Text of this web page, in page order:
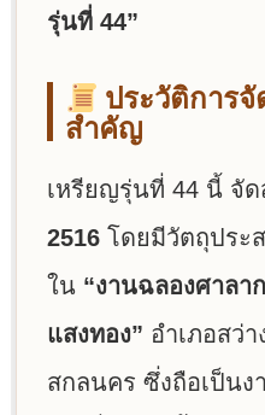
รุ่นที่ 44”
ประวัติการจั
สำคัญ
เหรียญรุ่นที่ 44 นี้ จัด
2516 โดยมีวัตถุประ
ใน “งานฉลองศาลา
แสงทอง” อำเภอสว่
สกลนคร ซึ่งถือเป็น